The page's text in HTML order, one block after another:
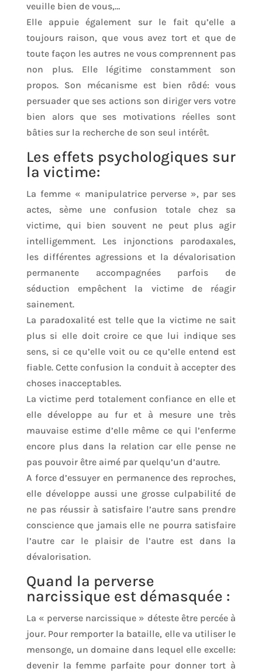
veuille bien de vous,…
Elle appuie également sur le fait qu’elle a
toujours raison, que vous avez tort et que de
toute façon les autres ne vous comprennent pas
non plus. Elle légitime constamment son
propos. Son mécanisme est bien rôdé: vous
persuader que ses actions son diriger vers votre
bien alors que ses motivations réelles sont
bâties sur la recherche de son seul intérêt.
Les effets psychologiques sur
la victime:
La femme « manipulatrice perverse », par ses
actes, sème une confusion totale chez sa
victime, qui bien souvent ne peut plus agir
intelligemment. Les injonctions parodaxales,
les différentes agressions et la dévalorisation
permanente accompagnées parfois de
séduction empêchent la victime de réagir
sainement.
La paradoxalité est telle que la victime ne sait
plus si elle doit croire ce que lui indique ses
sens, si ce qu’elle voit ou ce qu’elle entend est
fiable. Cette confusion la conduit à accepter des
choses inacceptables.
La victime perd totalement confiance en elle et
elle développe au fur et à mesure une très
mauvaise estime d’elle même ce qui l’enferme
encore plus dans la relation car elle pense ne
pas pouvoir être aimé par quelqu’un d’autre.
A force d’essuyer en permanence des reproches,
elle développe aussi une grosse culpabilité de
ne pas réussir à satisfaire l’autre sans prendre
conscience que jamais elle ne pourra satisfaire
l’autre car le plaisir de l’autre est dans la
dévalorisation.
Quand la perverse
narcissique est démasquée :
La « perverse narcissique » déteste être percée à
jour. Pour remporter la bataille, elle va utiliser le
mensonge, un domaine dans lequel elle excelle:
devenir la femme parfaite pour donner tort à